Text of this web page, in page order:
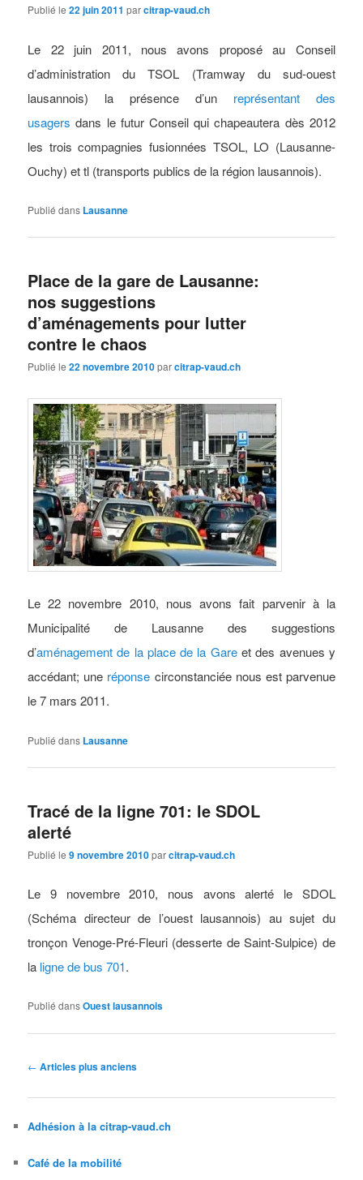
Publié le22 juin 2011 parcitrap-vaud.ch
Le 22 juin 2011, nous avons proposé au Conseil
d’administration du TSOL (Tramway du sud-ouest
lausannois) la présence d’un représentant des
usagers dans le futur Conseil qui chapeautera dès 2012
les trois compagnies fusionnées TSOL, LO (Lausanne-
Ouchy) et tl (transports publics de la région lausannois).
Publié dans Lausanne
Place de la gare de Lausanne:
nos suggestions
d’aménagements pour lutter
contre le chaos
Publié le22 novembre 2010parcitrap-vaud.ch
Le 22 novembre 2010, nous avons fait parvenir à la
Municipalité de Lausanne des suggestions
d’aménagement de la place de la Gareet des avenues y
accédant; une réponse circonstanciée nous est parvenue
le 7 mars 2011.
Publié dans Lausanne
Tracé de la ligne 701: le SDOL
alerté
Publié le9 novembre 2010parcitrap-vaud.ch
Le 9 novembre 2010, nous avons alerté le SDOL
(Schéma directeur de l’ouest lausannois) au sujet du
tronçon Venoge-Pré-Fleuri (desserte de Saint-Sulpice) de
la ligne de bus 701.
Publié dansOuest lausannois
Navigation
← Articles plus anciens
Adhésion à la citrap-vaud.ch
Café de la mobilité